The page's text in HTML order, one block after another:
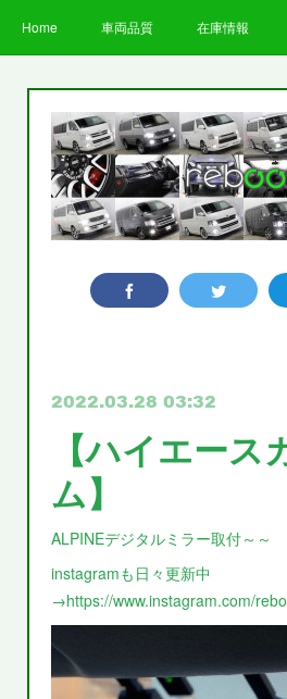
Home 車両品質 在庫情報
お客様の声 STAFF
プライバシーポリシー
2022.03.28 03:32
【ハイエース
ム】
ALPINEデジタルミラー取付～～
instagramも日々更新中
→https://www.instagram.com/